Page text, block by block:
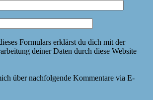
Formulars erklärst du dich mit der
deiner Daten durch diese Website
über nachfolgende Kommentare via E-